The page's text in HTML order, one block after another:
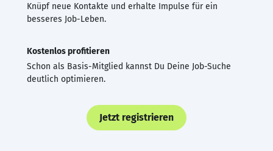
Knüpf neue Kontakte und erhalte Impulse für ein
besseres Job-Leben.
Kostenlos profitieren
Schon als Basis-Mitglied kannst Du Deine Job-Suche
deutlich optimieren.
Jetzt registrieren